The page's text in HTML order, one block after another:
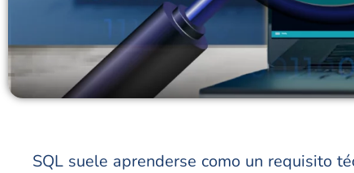
SQL suele aprenderse como un requisito